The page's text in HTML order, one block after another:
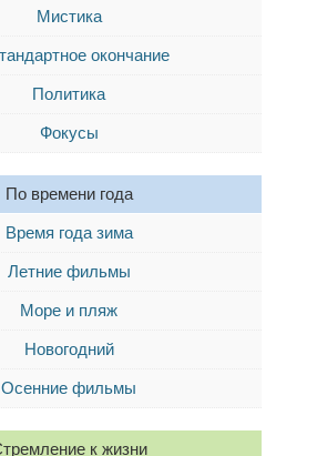
Мистика
окончание
Политика
Фокусы
По времени года
Время года зима
Летние фильмы
Море и пляж
Новогодний
Осенние фильмы
к жизни